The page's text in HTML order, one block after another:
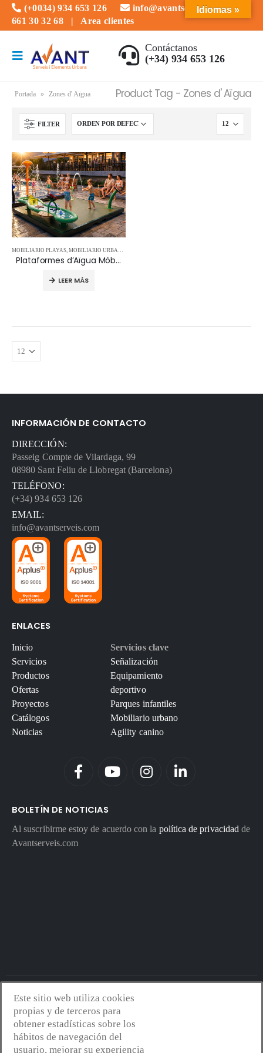
(+0034) 934 653 126
info@avantserveis.com
661 30 32 68 | Area clientes
Contáctanos
(+34) 934 653 126
Product Tag - Zones d' Aïgua
Portada » Zones d' Aïgua
FILTER
MOBILIARIO PLAYAS, MOBILIARIO URBANO
Plataformes d’Aïgua Mòbils
LEER MÁS
INFORMACIÓN DE CONTACTO
DIRECCIÓN:
Passeig Compte de Vilardaga, 99
08980 Sant Feliu de Llobregat (Barcelona)
TELÉFONO:
(+34) 934 653 126
EMAIL:
info@avantserveis.com
ENLACES
Inicio
Servicios
Productos
Ofertas
Proyectos
Catálogos
Noticias
Servicios clave
Señalización
Equipamiento
deportivo
Parques infantiles
Mobiliario urbano
Agility canino
BOLETÍN DE NOTICIAS
Al suscribirme estoy de acuerdo con la política de privacidadde
Avantserveis.com
Avantserveis.com -Aviso legal - GDPR
Política de cookies-Política de calidad y medio ambiente
web:Mejorconweb
Idiomas »
Este sitio web utiliza cookies
propias y de terceros para
obtener estadísticas sobre los
hábitos de navegación del
usuario, mejorar su experiencia